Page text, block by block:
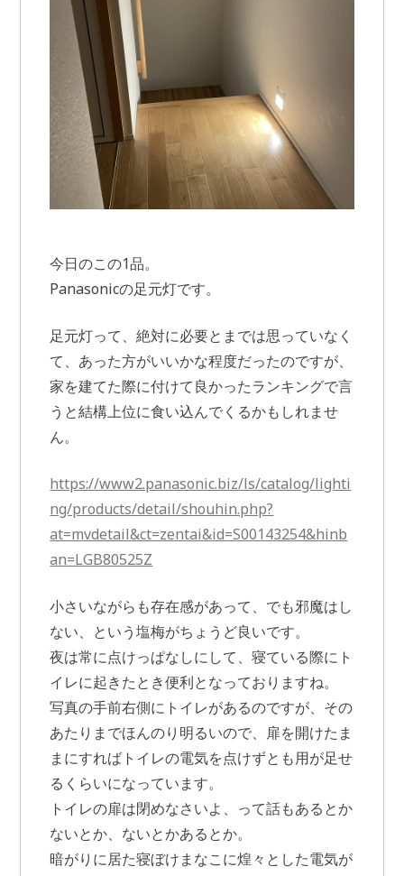
今日のこの1品。
Panasonicの足元灯です。
足元灯って、絶対に必要とまでは思っていなく
て、あった方がいいかな程度だったのですが、
家を建てた際に付けて良かったランキングで言
うと結構上位に食い込んでくるかもしれませ
ん。
https://www2.panasonic.biz/ls/catalog/lighti
ng/products/detail/shouhin.php?
at=mvdetail&ct=zentai&id=S00143254&hinb
an=LGB80525Z
小さいながらも存在感があって、でも邪魔はし
ない、という塩梅がちょうど良いです。
夜は常に点けっぱなしにして、寝ている際にト
イレに起きたとき便利となっておりますね。
写真の手前右側にトイレがあるのですが、その
あたりまでほんのり明るいので、扉を開けたま
まにすればトイレの電気を点けずとも用が足せ
るくらいになっています。
トイレの扉は閉めなさいよ、って話もあるとか
ないとか、ないとかあるとか。
暗がりに居た寝ぼけまなこに煌々とした電気が